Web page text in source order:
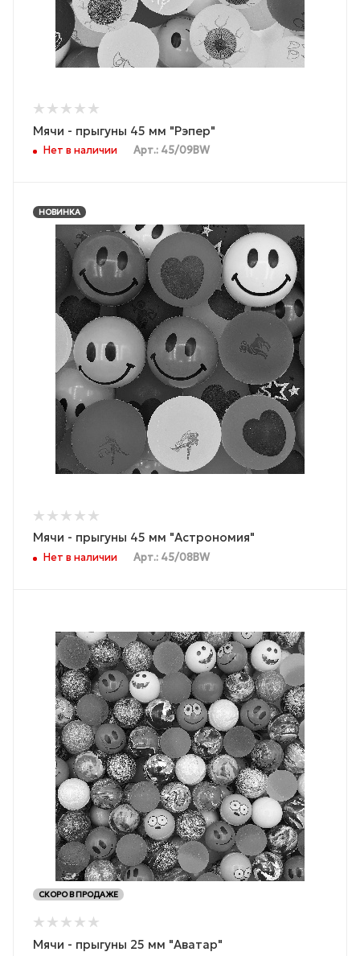
Мячи - прыгуны 45 мм "Рэпер"
Нет в наличии Арт.: 45/09BW
НОВИНКА
Мячи - прыгуны 45 мм "Астрономия"
Нет в наличии Арт.: 45/08BW
СКОРО В ПРОДАЖЕ
Мячи - прыгуны 25 мм "Аватар"